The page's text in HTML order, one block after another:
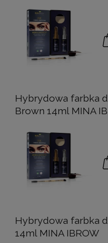
Hybrydowa farbka
Brown 14ml MINA
Hybrydowa farbka
14ml MINA IBROW